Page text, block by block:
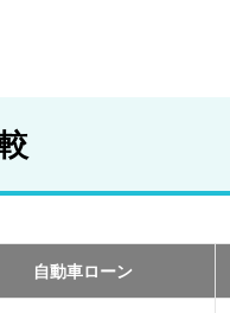
自動車ローン